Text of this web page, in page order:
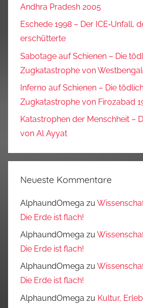
Andhra Pradesh 2005
Eschede 1998 – Der ICE‑Unfall,
erschütterte
Sabotage auf Schienen – Die
Zugkatastrophe von
Inferno auf Schienen – Die
Zugkatastrophe von Firozabad
Katastrophen der Menschheit –
von Al Ayyat
Neueste Kommentare
AlphaundOmega zu
Die Erde ist flach!
AlphaundOmega zu
Die Erde ist flach!
AlphaundOmega zu
Die Erde ist flach!
AlphaundOmega zu Kultur,